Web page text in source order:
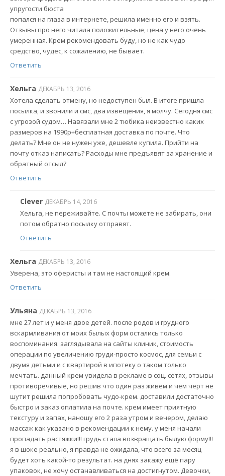
упругости бюста
попался на глаза в интернете, решила именно его и взять.
Отзывы про него читала положительные, цена у него очень
умеренная. Крем рекомендовать буду, но не как чудо
средство, чудес, к сожалению, не бывает.
Ответить
Хельга ДЕКАБРЬ 13, 2016
Хотела сделать отмену, но недоступен был. В итоге пришла
посылка, и звонили и смс, два извещения, я молчу. Сегодня смс
с угрозой судом… Навязали мне 2 тюбика неизвестно каких
размеров на 1990р+бесплатная доставка по почте. Что
делать? Мне он не нужен уже, дешевле купила. Прийти на
почту отказ написать? Расходы мне предъявят за хранение и
обратный отсыл?
Ответить
Clever ДЕКАБРЬ 14, 2016
Хельга, не переживайте. С почты можете не забирать, они
потом обратно посылку отправят.
Ответить
Хельга ДЕКАБРЬ 13, 2016
Уверена, это оферисты и там не настоящий крем.
Ответить
Ульяна ДЕКАБРЬ 13, 2016
мне 27 лет и у меня двое детей. после родов и грудного
вскармливания от моих былых форм остались только
воспоминания. заглядывала на сайты клиник, стоимость
операции по увеличению груди-просто космос, для семьи с
двумя детьми и с квартирой в ипотеку о таком только
мечтать. данный крем увидела в рекламе в соц. сетях, отзывы
противоречивые, но решив что один раз живем и чем черт не
шутит решила попробовать чудо-крем. доставили достаточно
быстро и заказ оплатила на почте. крем имеет приятную
текстуру и запах, наношу его 2 раза утром и вечером, делаю
массаж как указано в рекомендации к нему. у меня начали
пропадать растяжки!!! грудь стала возвращать былую форму!!!
я в шоке реально, я правда не ожидала, что всего за месяц
будет хоть какой-то результат. на днях закажу ещё пару
упаковок, не хочу останавливаться на достигнутом. Девочки,